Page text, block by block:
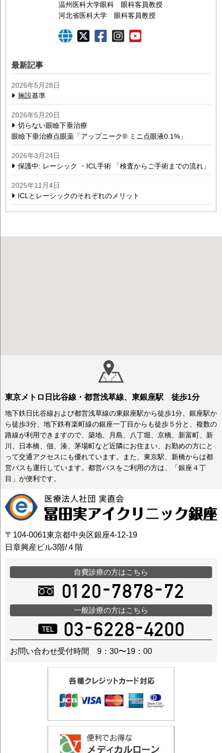
温州医科大学眼科 眼科客員教授
河北省医科大学 眼科客員教授
最新記事
2026年5月28日
施設基準
2026年5月20日
切らない眼瞼下垂治療
眼瞼下垂治療点眼薬「アップニーク® ミニ点眼液0.1%」
2026年3月24日
保護中: レーシック ・ICL手術 「検査からご手術までの流れ」
2025年11月4日
ICLとレーシックのそれぞれのメリット
東京メトロ日比谷線・都営浅草線、東銀座駅 徒歩1分
地下鉄日比谷線および都営浅草線の東銀座駅から徒歩1分、銀座駅か
ら徒歩3分、地下鉄有楽町線の銀座一丁目からも徒歩５分と、複数の
路線が利用できますので、築地、月島、八丁堀、京橋、新富町、新
川、日本橋、佃、湊、茅場町など近隣にお住まい、お勤めの方にと
って交通アクセスにも優れています。また、東京駅、新橋からは都
営バスも運行しています。都営バスをご利用の方は、「銀座４丁
目」が便利です。
〒104-0061東京都中央区銀座4-12-19
日章興産ビル3階/４階
自費診療の方はこちら
一般診療の方はこちら
お問い合わせ受付時間 9：30〜19：00